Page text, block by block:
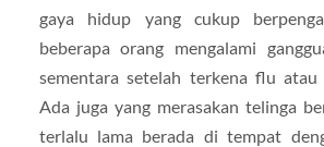
gaya hidup yang cukup
beberapa orang mengalami
sementara setelah terkena flu atau
Ada juga yang merasakan telinga
terlalu lama berada di tempat